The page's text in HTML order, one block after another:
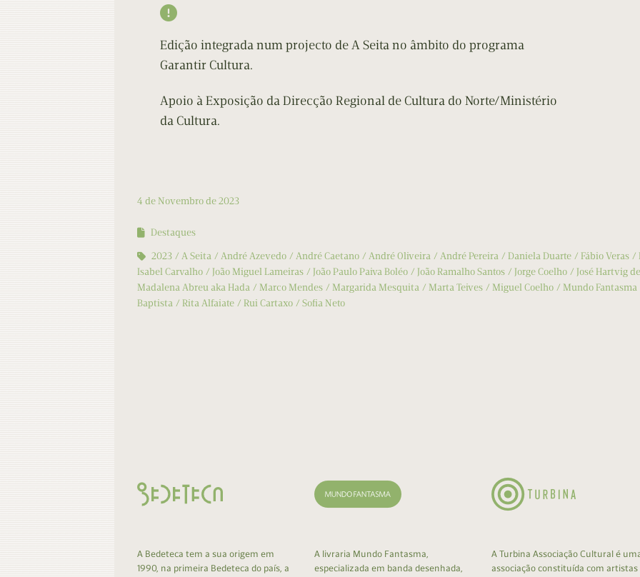

Edição integrada num projecto de A Seita no âmbito do programa
Garantir Cultura.
Apoio à Exposição da Direcção Regional de Cultura do Norte/Ministério
da Cultura.
4 de Novembro de 2023
Destaques
2023
A Seita André Azevedo André Caetano André Oliveira André Pereira Daniela Duarte Fábio Veras
Isabel Carvalho
João Miguel Lameiras João Paulo Paiva Boléo João Ramalho Santos Jorge Coelho
José Hartvig
Madalena Abreu aka Hada
Marco Mendes Margarida Mesquita Marta Teives Miguel Coelho
Mundo Fantasma
Baptista
Rita Alfaiate Rui Cartaxo Sofia Neto
A Bedeteca tem a sua origem em
1990, na primeira Bedeteca do país, a
A livraria Mundo Fantasma,
especializada em banda desenhada,
A Turbina Associação Cultural é
associação constituída com artistas